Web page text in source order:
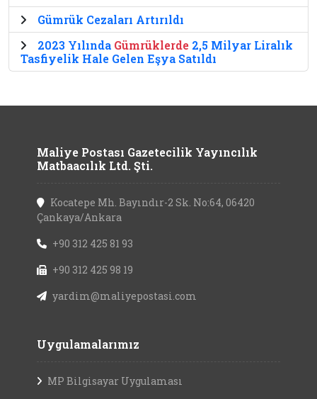
Gümrük Cezaları Artırıldı
2023 Yılında Gümrüklerde 2,5 Milyar Liralık
Tasfiyelik Hale Gelen Eşya Satıldı
Maliye Postası Gazetecilik Yayıncılık
Matbaacılık Ltd. Şti.
Kocatepe Mh. Bayındır-2 Sk. No:64, 06420
Çankaya/Ankara
+90 312 425 81 93
+90 312 425 98 19
yardim@maliyepostasi.com
Uygulamalarımız
MP Bilgisayar Uygulaması